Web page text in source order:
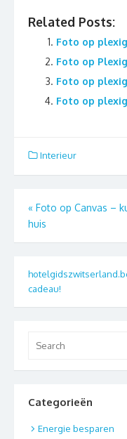
Related Posts:
Foto op
Foto op
Foto op
Foto op
Interieur
« Foto op Canvas –
huis
cadeau!
for:
Categorieën
Energie besparen